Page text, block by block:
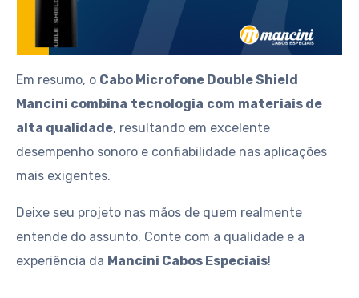
Em resumo, o Cabo Microfone Double Shield
Mancini combina tecnologia com materiais de
alta qualidade, resultando em excelente
desempenho sonoro e confiabilidade nas aplicações
mais exigentes.
Deixe seu projeto nas mãos de quem realmente
entende do assunto. Conte com a qualidade e a
experiência da Mancini Cabos Especiais!